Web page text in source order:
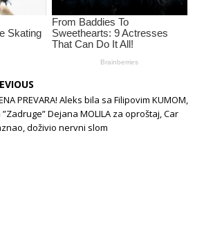
PREVARA! Aleks bila sa Filipovim KUMOM,
Dejana MOLILA za oproštaj, Car
doživio nervni slom